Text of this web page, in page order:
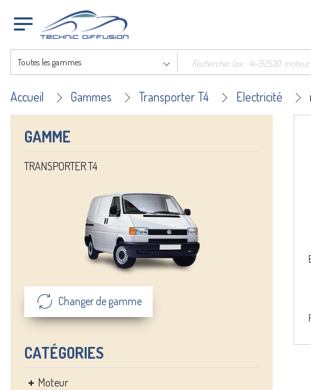
Toutes les gammes
Accueil Gammes Transporter T4 Electricité
GAMME
TRANSPORTER T4
Changer de gamme
CATÉGORIES
Moteur